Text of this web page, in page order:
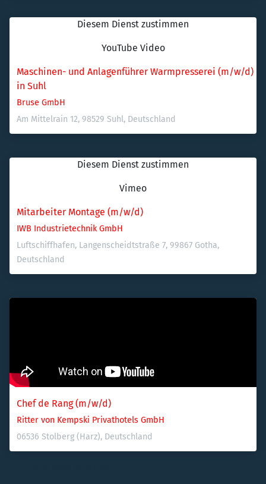
Diesem Dienst zustimmen
YouTube Video
Maschinen- und Anlagenführer Warmpresserei (m/w/d)
in Suhl
Bruse GmbH
Am Mittelrain 12, 98529 Suhl, Deutschland
Diesem Dienst zustimmen
Vimeo
Mitarbeiter Montage (m/w/d)
IWB Industrietechnik GmbH
Luftschiffhafen, Langenscheidtstraße 7, 99867 Gotha,
Deutschland
Chef de Rang (m/w/d)
Ritter von Kempski Privathotels GmbH
06536 Stolberg (Harz), Deutschland